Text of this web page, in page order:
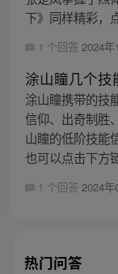
下》同样精彩，
1 个回答 2024
涂山瞳几个技
涂山瞳携带的技
信仰、出奇制胜
山瞳的低阶技能
也可以点击下方
1 个回答 2024
热门问答